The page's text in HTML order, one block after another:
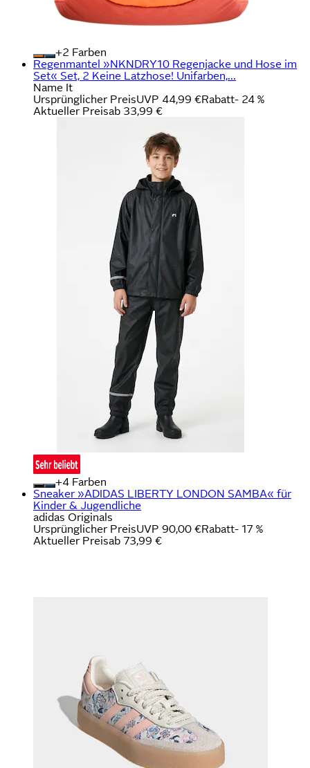
+
Farben
Regenmantel »NKNDRY10 Regenjacke und Hose im
Set« Set, 2 Keine Latzhose! Unifarben,...
Name It
Ursprünglicher PreisUVP 44,99 €Rabatt- 24 %
Aktueller Preisab 33,99 €
+
Farben
Sneaker »ADIDAS LIBERTY LONDON SAMBA« für
Kinder & Jugendliche
adidas Originals
Ursprünglicher PreisUVP 90,00 €Rabatt- 17 %
Aktueller Preisab 73,99 €